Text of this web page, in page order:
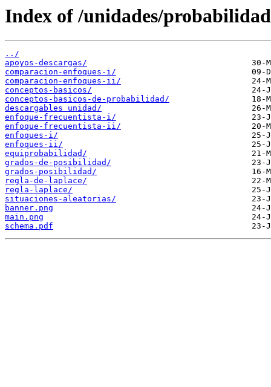
Index of /unidades/
../
apoyos-descargas/
comparacion-enfoques-i/
comparacion-enfoques-ii/
conceptos-basicos/
conceptos-basicos-de-probabilidad/
descargables unidad/
enfoque-frecuentista-i/
enfoque-frecuentista-ii/
enfoques-i/
enfoques-ii/
equiprobabilidad/
grados-de-posibilidad/
grados-posibilidad/
regla-de-laplace/
regla-laplace/
situaciones-aleatorias/
banner.png
main.png
schema.pdf